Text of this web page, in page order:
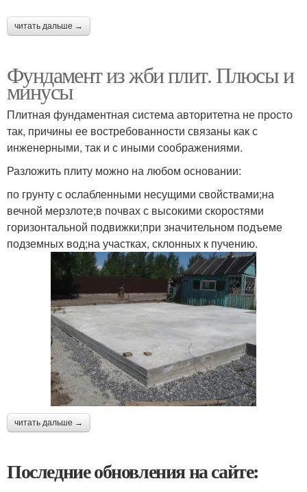
читать дальше →
Фундамент из жби плит. Плюсы и
минусы
Плитная фундаментная система авторитетна не просто
так, причины ее востребованности связаны как с
инженерными, так и с иными соображениями.
Разложить плиту можно на любом основании:
по грунту с ослабленными несущими свойствами;на
вечной мерзлоте;в почвах с высокими скоростями
горизонтальной подвижки;при значительном подъеме
подземных вод;на участках, склонных к пучению.
читать дальше →
Последние обновления на сайте: